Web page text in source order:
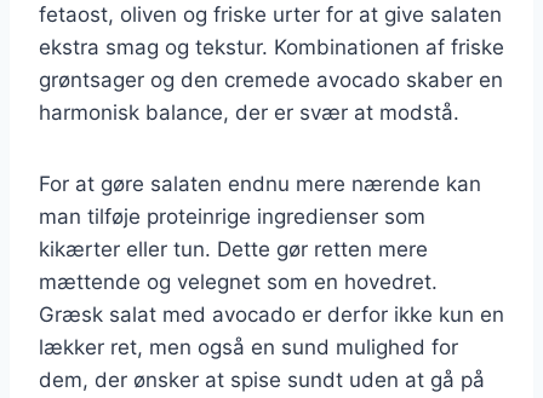
fetaost, oliven og friske urter for at give salaten
ekstra smag og tekstur. Kombinationen af friske
grøntsager og den cremede avocado skaber en
harmonisk balance, der er svær at modstå.
For at gøre salaten endnu mere nærende kan
man tilføje proteinrige ingredienser som
kikærter eller tun. Dette gør retten mere
mættende og velegnet som en hovedret.
Græsk salat med avocado er derfor ikke kun en
lækker ret, men også en sund mulighed for
dem, der ønsker at spise sundt uden at gå på